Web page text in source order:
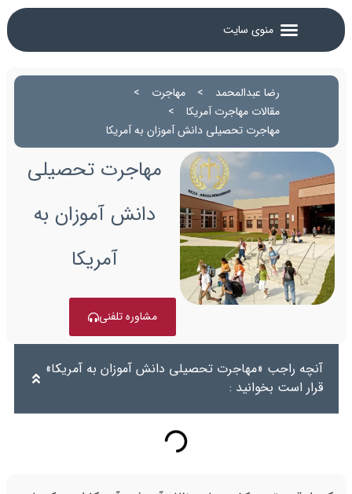
رضا عبدالمحمد > مهاجرت
>
مقالات مهاجرت آمریکا
>
مهاجرت تحصیلی دانش آموزان به آمریکا
مهاجرت تحصیلی
دانش آموزان به
آمریکا
مشاوره تلفنی
آنچه راجب «مهاجرت تحصیلی دانش آموزان به آمریکا»
قرار است بخوانید :